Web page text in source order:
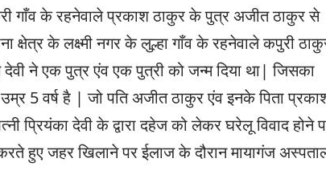
गाँव के रहनेवाले प्रकाश ठाकुर के पुत्र अजीत ठाकुर से
क्षेत्र के लक्ष्मी नगर के लुल्हा गाँव के रहनेवाले कपुरी
ने एक पुत्र एंव एक पुत्री को जन्म दिया था| जिसका
5 वर्ष है | जो पति अजीत ठाकुर एंव इनके पिता
प्रियंका देवी के द्वारा दहेज को लेकर घरेलू विवाद होने
हुए जहर खिलाने पर ईलाज के दौरान मायागंज